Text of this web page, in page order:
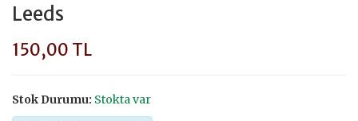
Leeds
150,00 TL
Stok Durumu: Stokta var